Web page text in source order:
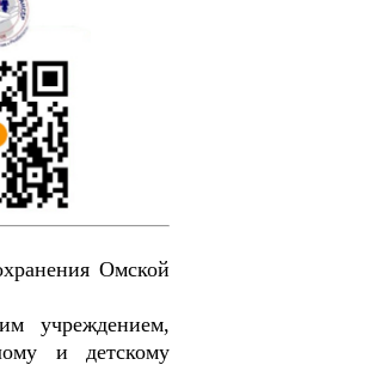
Омской
учреждением,
и детскому